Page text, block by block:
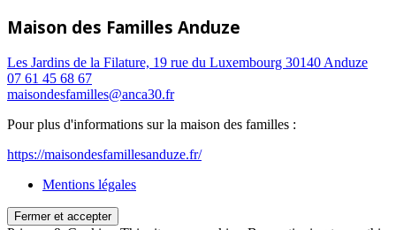
Maison des Familles Anduze
Les Jardins de la Filature, 19 rue du Luxembourg 30140 Anduze
07 61 45 68 67
maisondesfamilles@anca30.fr
Pour plus d'informations sur la maison des familles :
https://maisondesfamillesanduze.fr/
Mentions légales